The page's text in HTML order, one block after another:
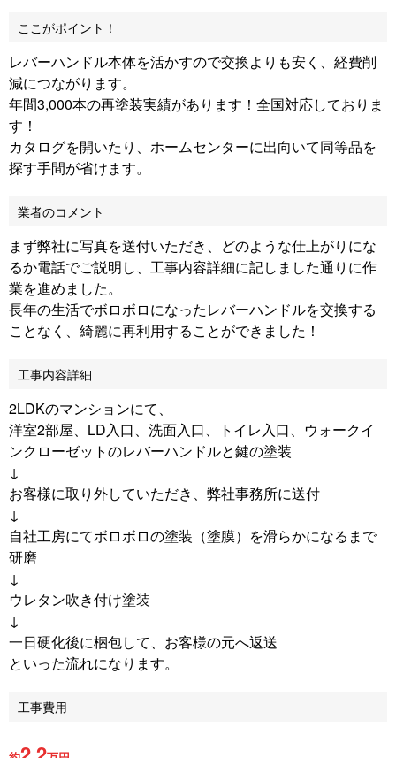
ここがポイント！
レバーハンドル本体を活かすので交換よりも安く、経費削
減につながります。
年間3,000本の再塗装実績があります！全国対応しておりま
す！
カタログを開いたり、ホームセンターに出向いて同等品を
探す手間が省けます。
業者のコメント
まず弊社に写真を送付いただき、どのような仕上がりにな
るか電話でご説明し、工事内容詳細に記しました通りに作
業を進めました。
長年の生活でボロボロになったレバーハンドルを交換する
ことなく、綺麗に再利用することができました！
工事内容詳細
2LDKのマンションにて、
洋室2部屋、LD入口、洗面入口、トイレ入口、ウォークイ
ンクローゼットのレバーハンドルと鍵の塗装
↓
お客様に取り外していただき、弊社事務所に送付
↓
自社工房にてボロボロの塗装（塗膜）を滑らかになるまで
研磨
↓
ウレタン吹き付け塗装
↓
一日硬化後に梱包して、お客様の元へ返送
といった流れになります。
工事費用